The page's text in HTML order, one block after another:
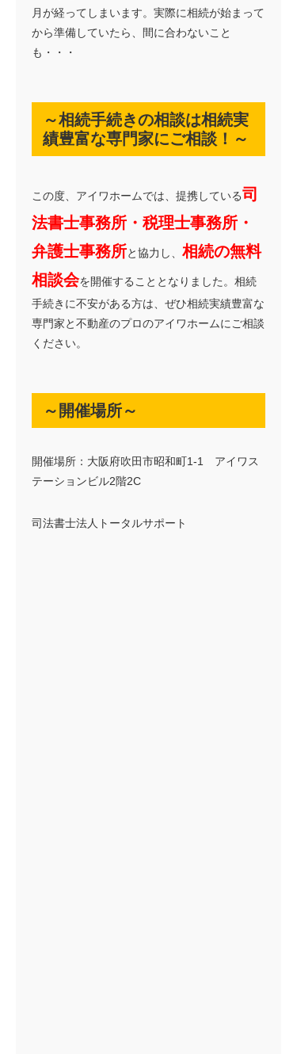
月が経ってしまいます。実際に相続が始まって
から準備していたら、間に合わないこと
も・・・
～相続手続きの相談は相続実
績豊富な専門家にご相談！～
この度、アイワホームでは、提携している司
法書士事務所・税理士事務所・
弁護士事務所と協力し、 相続の無料
相談会を開催することとなりました。相続
手続きに不安がある方は、ぜひ相続実績豊富な
専門家と不動産のプロのアイワホームにご相談
ください。
～開催場所～
開催場所：大阪府吹田市昭和町1-1 アイワス
テーションビル2階2C
司法書士法人トータルサポート